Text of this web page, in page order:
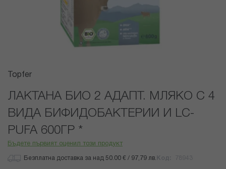
Преминете
началото
галерия
със
снимки
Topfer
ЛАКТАНА БИО 2 АДАПТ. МЛЯКО С 4
ВИДА БИФИДОБАКТЕРИИ И LC-
PUFA 600ГР *
Бъдете първият оценил този продукт
Безплатна доставка за над 50.00 € / 97,79 лв.